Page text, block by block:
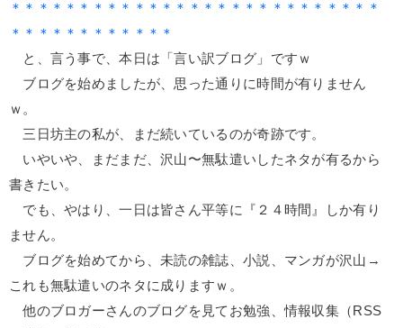
＊＊＊＊＊＊＊＊＊＊＊＊＊＊＊＊＊＊＊＊＊＊＊＊＊＊＊
＊＊＊＊＊＊＊＊＊＊＊＊
と、言う事で、本日は「言い訳ブログ」ですｗ
ブログを始めましたが、思った通りに時間が有りません
ｗ。
三日坊主の私が、まだ続いているのが奇跡です。
いやいや、まだまだ、沢山〜無駄遣いしたネタが有るから
書きたい。
でも、やはり、一日は皆さん平等に『２４時間』しか有り
ません。
ブログを始めてから、未読の雑誌、小説、マンガが沢山→
これも無駄遣いのネタに成りますｗ。
他のブロガーさんのブログを見てお勉強、情報収集（RSS